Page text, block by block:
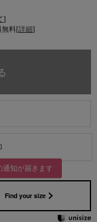
]
料[詳細]
通知が届きます
Find your size